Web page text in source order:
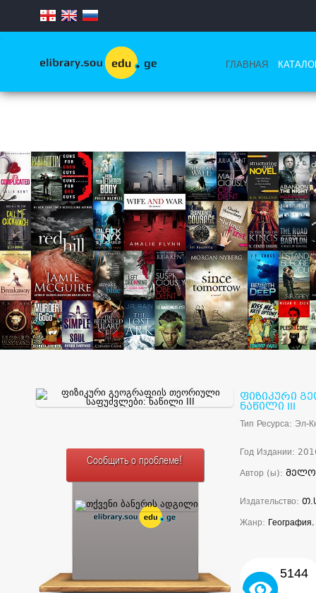
.
ГЛАВНАЯ
Сообщить о проблеме!
ფიზიკური
ნაწილი III
Тип Ресурса: Эл-
Год Издании:
Автор (ы):
Издательство:
Жанр: География
5144